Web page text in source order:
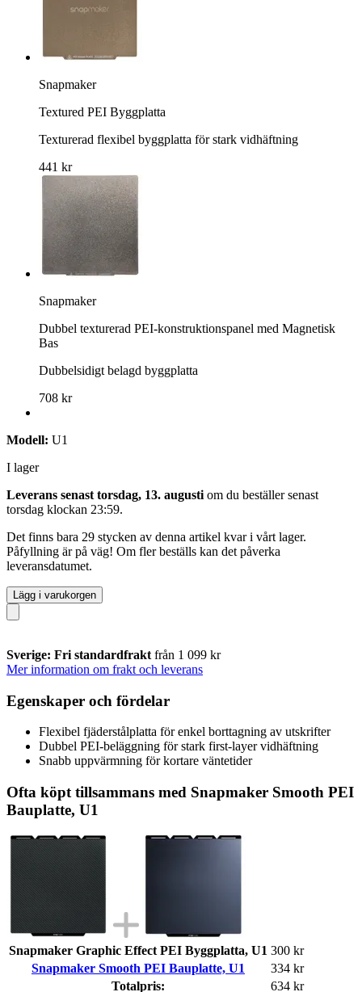
Snapmaker
Textured PEI Byggplatta
Texturerad flexibel byggplatta för stark vidhäftning
441 kr
Snapmaker
Dubbel texturerad PEI-konstruktionspanel med Magnetisk
Bas
Dubbelsidigt belagd byggplatta
708 kr
Modell: U1
I lager
Leverans senast torsdag, 13. augusti om du beställer senast
torsdag klockan 23:59.
Det finns bara 29 stycken av denna artikel kvar i vårt lager.
Påfyllning är på väg! Om fler beställs kan det påverka
leveransdatumet.
Lägg i varukorgen
Sverige: Fri standardfrakt från 1 099 kr
Mer information om frakt och leverans
Egenskaper och fördelar
Flexibel fjäderstålplatta för enkel borttagning av utskrifter
Dubbel PEI-beläggning för stark first-layer vidhäftning
Snabb uppvärmning för kortare väntetider
Ofta köpt tillsammans med Snapmaker Smooth PEI
Bauplatte, U1
Snapmaker Graphic Effect PEI Byggplatta, U1 300 kr
Snapmaker Smooth PEI Bauplatte, U1
334 kr
Totalpris:
634 kr